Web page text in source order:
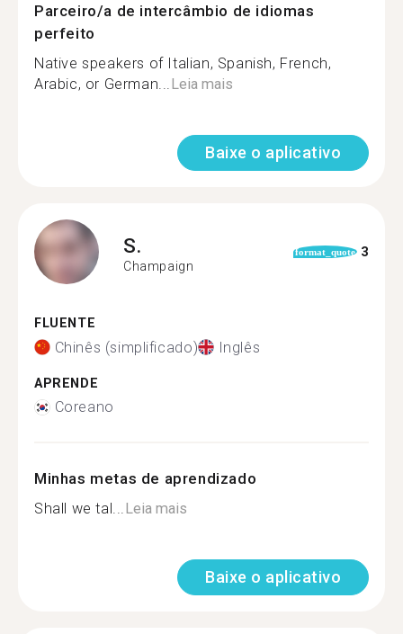
Parceiro/a de intercâmbio de idiomas
perfeito
Native speakers of Italian, Spanish, French,
Arabic, or German...Leia mais
Baixe o aplicativo
S.
Champaign
format_quote 3
FLUENTE
Chinês (simplificado) Inglês
APRENDE
Coreano
Minhas metas de aprendizado
Shall we tal...Leia mais
Baixe o aplicativo